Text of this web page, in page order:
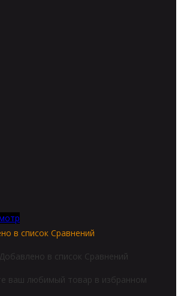
в список Сравнений
ваш любимый товар в избранном